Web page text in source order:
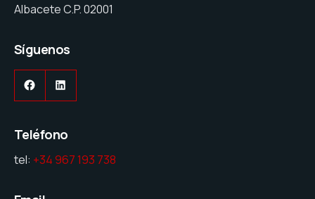
Albacete C.P. 02001
Síguenos
FacebookLinkedIn
Teléfono
tel: +34 967 193 738